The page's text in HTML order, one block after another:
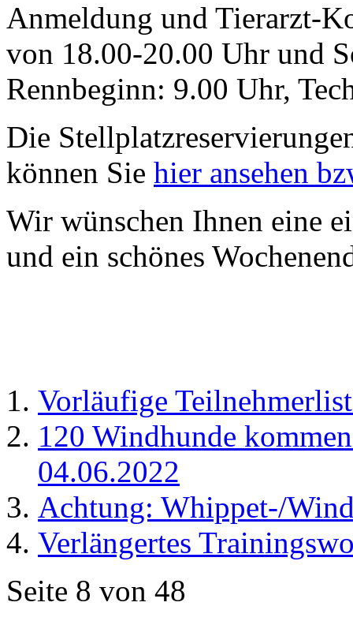
Anmeldung und Tierarzt-
von 18.00-20.00 Uhr und
Rennbeginn: 9.00 Uhr,
Die
können Sie hier ansehen
Wir wünschen Ihnen eine
und ein schönes
Vorläufige
120 Windhunde
04.06.2022
Achtung: Whippet-/
Verlängertes
Seite 8 von 48